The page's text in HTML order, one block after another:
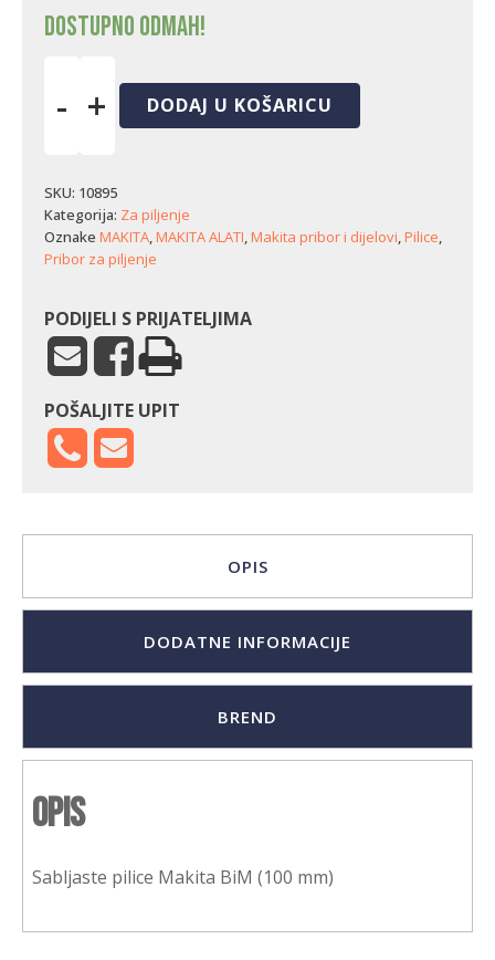
Dostupno odmah!
-
BiM
(100
mm)
količina
+ DODAJ U KOŠARICU
SKU: 10895
Kategorija: Za piljenje
Oznake MAKITA,MAKITA ALATI,Makita pribor i dijelovi,Pilice,
Pribor za piljenje
PODIJELI S PRIJATELJIMA
POŠALJITE UPIT
OPIS
DODATNE INFORMACIJE
BREND
Opis
Sabljaste pilice Makita BiM (100 mm)